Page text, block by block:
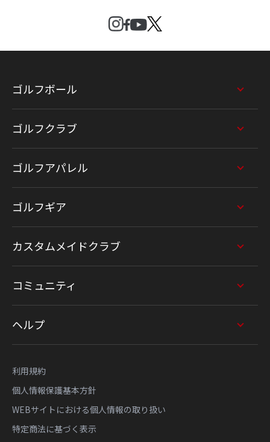
ゴルフボール
ゴルフクラブ
ゴルフアパレル
ゴルフギア
カスタムメイドクラブ
コミュニティ
ヘルプ
利用規約
個人情報保護基本方針
WEBサイトにおける個人情報の取り扱い
特定商法に基づく表示